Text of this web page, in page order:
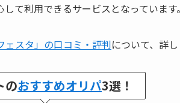
て利用できるサービスとなっています
ェスタ」の口コミ・評判について、詳
のおすすめオリパ3選！